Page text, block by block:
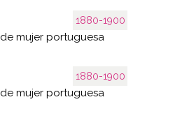
1880-1900
mujer portuguesa
1880-1900
mujer portuguesa